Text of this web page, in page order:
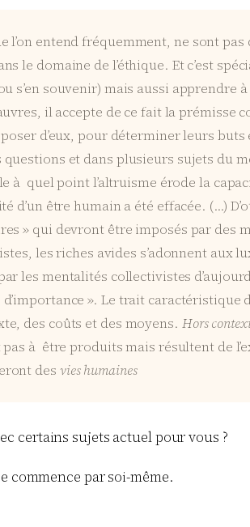
l’on entend fréquemment, ne sont
le domaine de l’éthique. Et c’est
s’en souvenir) mais aussi
il accepte de ce fait la prémisse
d’eux, pour déterminer leurs
questions et dans plusieurs sujets du
à quel point l’altruisme érode la
d’un être humain a été effacée. (…)
» qui devront être imposés par des
les riches avides s’adonnent aux
les mentalités collectivistes
d’importance ». Le trait
des coûts et des moyens. Hors
pas à être produits mais résultent de
des vies humaines
certains sujets actuel pour vous ?
commence par soi-même.